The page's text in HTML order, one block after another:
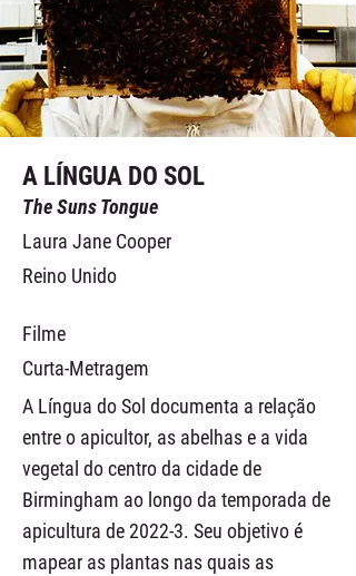
A LÍNGUA DO SOL
The Suns Tongue
Laura Jane Cooper
Reino Unido
Filme
Curta-Metragem
A Língua do Sol documenta a relação
entre o apicultor, as abelhas e a vida
vegetal do centro da cidade de
Birmingham ao longo da temporada de
apicultura de 2022-3. Seu objetivo é
mapear as plantas nas quais as